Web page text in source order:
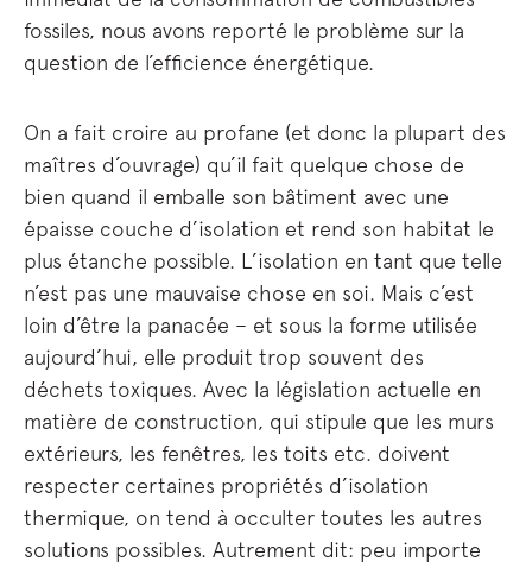
fossiles, nous avons reporté le problème sur la
question de l’efficience énergétique.
On a fait croire au profane (et donc la plupart des
maîtres d’ouvrage) qu’il fait quelque chose de
bien quand il emballe son bâtiment avec une
épaisse couche d’isolation et rend son habitat le
plus étanche possible. L’isolation en tant que telle
n’est pas une mauvaise chose en soi. Mais c’est
loin d’être la panacée – et sous la forme utilisée
aujourd’hui, elle produit trop souvent des
déchets toxiques. Avec la législation actuelle en
matière de construction, qui stipule que les murs
extérieurs, les fenêtres, les toits etc. doivent
respecter certaines propriétés d’isolation
thermique, on tend à occulter toutes les autres
solutions possibles. Autrement dit: peu importe